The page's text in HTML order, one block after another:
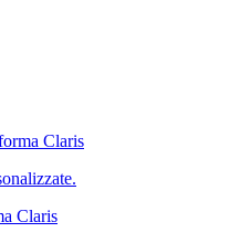
Claris
Claris